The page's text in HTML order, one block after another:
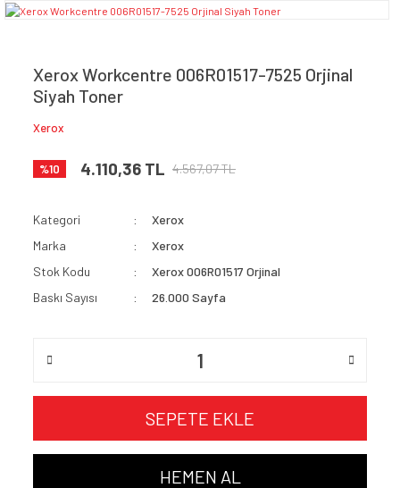
Xerox Workcentre 006R01517-7525 Orjinal
Siyah Toner
Xerox
%10 4.110,36 TL 4.567,07 TL
Kategori
Xerox
Marka
Xerox
Stok Kodu
Xerox 006R01517 Orjinal
Baskı Sayısı
26.000 Sayfa
SEPETE EKLE
HEMEN AL